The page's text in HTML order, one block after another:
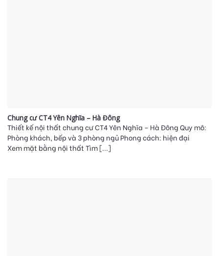
Chung cư CT4 Yên Nghĩa – Hà Đông
Thiết kế nội thất chung cư CT4 Yên Nghĩa – Hà Đông Quy mô:
Phòng khách, bếp và 3 phòng ngủ Phong cách: hiện đại
Xem mặt bằng nội thất Tìm [...]